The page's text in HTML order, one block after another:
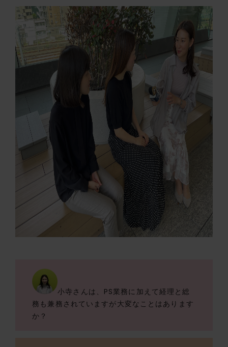
小寺さんは、PS業務に加えて経理と総
務も兼務されていますが大変なことはあります
か？